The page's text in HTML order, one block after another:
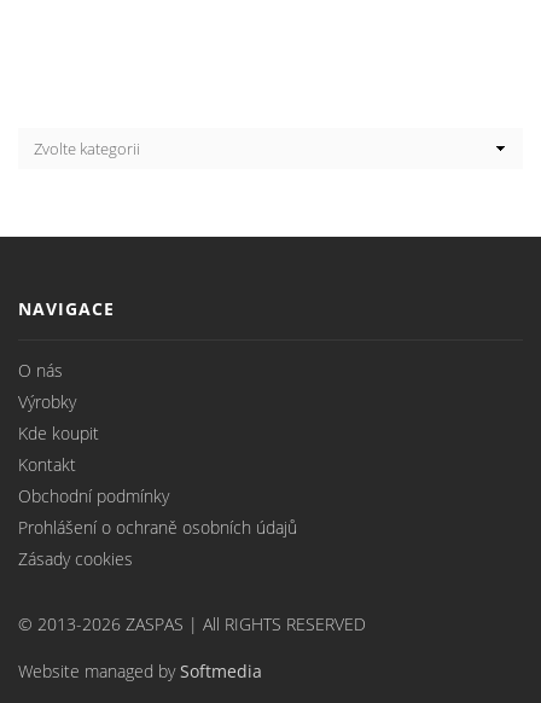
NAVIGACE
O nás
Výrobky
Kde koupit
Kontakt
Obchodní podmínky
Prohlášení o ochraně osobních údajů
Zásady cookies
© 2013-2026 ZASPAS | All RIGHTS RESERVED
Website managed bySoftmedia